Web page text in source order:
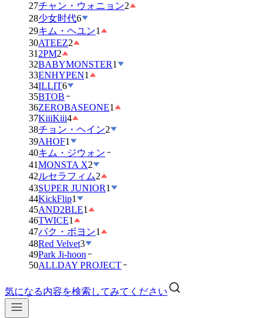
27チャン・ウォニョン2
28少女时代6
29キム・ヘユン1
30ATEEZ2
31 2PM2
32BABYMONSTER1
33ENHYPEN1
34ILLIT6
35BTOB
36ZEROBASEONE1
37KiiiKiii4
38チョン・ヘイン2
39AHOF1
40キム・ジウォン
41MONSTA X2
42ルセラフィム2
43SUPER JUNIOR1
44KickFlip1
45AND2BLE1
46TWICE1
47パク・ボヨン1
48Red Velvet3
49Park Ji-hoon
50ALLDAY PROJECT
気になる内容を検索してみてください